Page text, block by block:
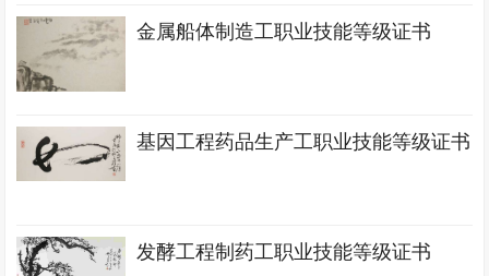
金属船体制造工职业技能等级证书
基因工程药品生产工职业技能等级证书
发酵工程制药工职业技能等级证书